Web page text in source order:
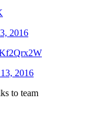
2016
2016
to team